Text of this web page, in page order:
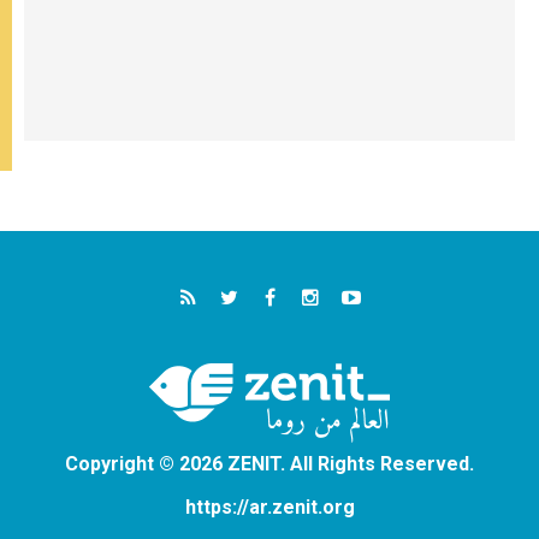
Copyright © 2026 ZENIT. All Rights Reserved.
https://ar.zenit.org